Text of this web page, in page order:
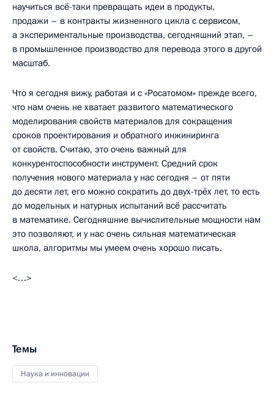
научиться всё-таки превращать идеи в продукты,
продажи – в контракты жизненного цикла с сервисом,
а экспериментальные производства, сегодняшний этап, –
в промышленное производство для перевода этого в другой
масштаб.
Что я сегодня вижу, работая и с «Росатомом» прежде всего,
что нам очень не хватает развитого математического
моделирования свойств материалов для сокращения
сроков проектирования и обратного инжиниринга
от свойств. Считаю, это очень важный для
конкурентоспособности инструмент. Средний срок
получения нового материала у нас сегодня – от пяти
до десяти лет, его можно сократить до двух-трёх лет, то есть
до модельных и натурных испытаний всё рассчитать
в математике. Сегодняшние вычислительные мощности нам
это позволяют, и у нас очень сильная математическая
школа, алгоритмы мы умеем очень хорошо писать.
<…>
Темы
Наука и инновации